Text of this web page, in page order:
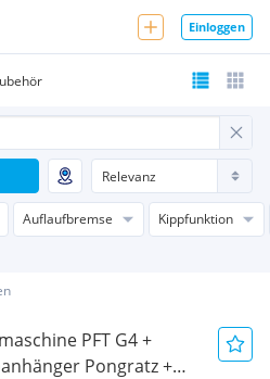
Einloggen
Auflaufbremse
Kippfunktion
PFT G4 +
Pongratz +